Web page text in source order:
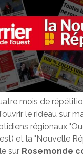
mois de
le rideau sur
régionaux
et la "Nouvelle
sur Rosemonde